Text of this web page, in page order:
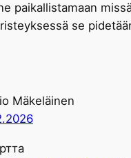
paikallistamaan
se
Mäkeläinen